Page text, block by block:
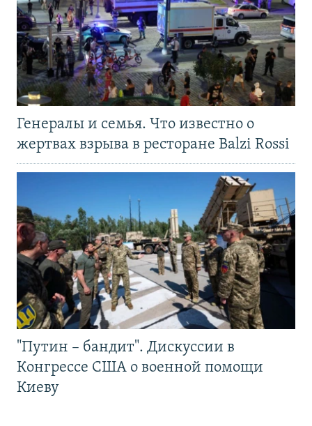
Генералы и семья. Что известно о
жертвах взрыва в ресторане Balzi Rossi
"Путин – бандит". Дискуссии в
Конгрессе США о военной помощи
Киеву